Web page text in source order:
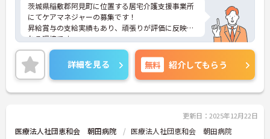
茨城県稲敷郡阿見町に位置する居宅介護支援事業所
にてケアマネジャーの募集です！
昇給賞与の支給実績もあり、頑張りが評価に反映さ
れる環境です。
ご興味ある方には、面接対策ポイントなど、さらに
詳細をお話しいたしますのでお気軽にご相談くださ
い！
詳細を見る 無料 紹介してもらう
更新日：2025年12月22日
医療法人社団恵和会 朝田病院 医療法人社団恵和会 朝田病院